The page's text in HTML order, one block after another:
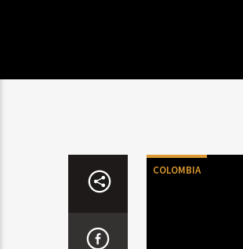
COLOMBIA